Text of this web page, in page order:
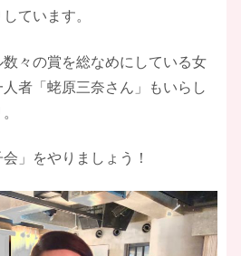
ています。
々の賞を総なめにしている女
者「蛯原三奈さん」もいらし
」をやりましょう！